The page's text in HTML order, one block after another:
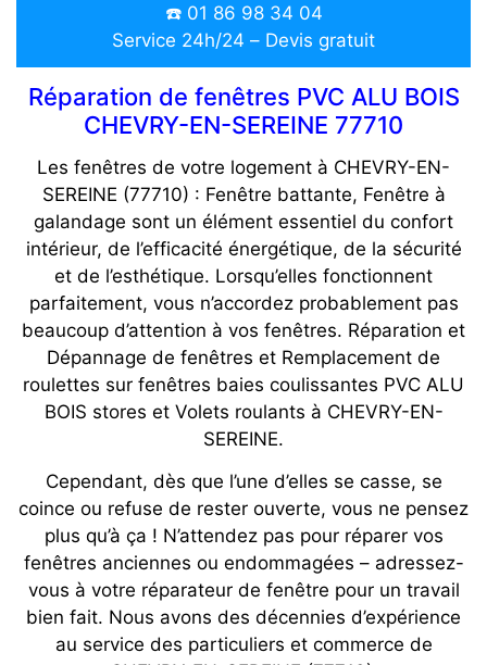
☎️ 01 86 98 34 04
Service 24h/24 – Devis gratuit
Réparation de fenêtres PVC ALU BOIS
CHEVRY-EN-SEREINE 77710
Les fenêtres de votre logement à CHEVRY-EN-
SEREINE (77710) : Fenêtre battante, Fenêtre à
galandage sont un élément essentiel du confort
intérieur, de l’efficacité énergétique, de la sécurité
et de l’esthétique. Lorsqu’elles fonctionnent
parfaitement, vous n’accordez probablement pas
beaucoup d’attention à vos fenêtres. Réparation et
Dépannage de fenêtres et Remplacement de
roulettes sur fenêtres baies coulissantes PVC ALU
BOIS stores et Volets roulants à CHEVRY-EN-
SEREINE.
Cependant, dès que l’une d’elles se casse, se
coince ou refuse de rester ouverte, vous ne pensez
plus qu’à ça ! N’attendez pas pour réparer vos
fenêtres anciennes ou endommagées – adressez-
vous à votre réparateur de fenêtre pour un travail
bien fait. Nous avons des décennies d’expérience
au service des particuliers et commerce de